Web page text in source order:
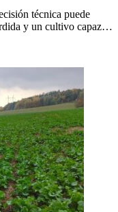
técnica puede
y un cultivo capaz…